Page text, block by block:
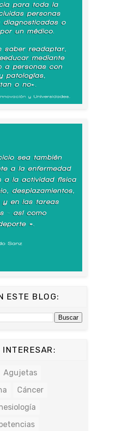
ESTE BLOG:
INTERESAR:
Agujetas
Cáncer